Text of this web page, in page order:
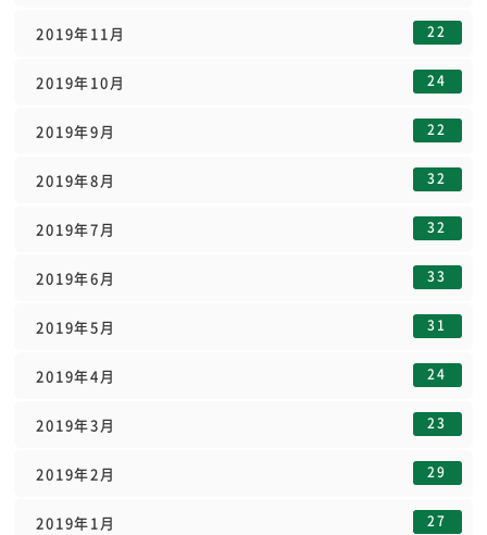
2019年11月 22
2019年10月 24
2019年9月 22
2019年8月 32
2019年7月 32
2019年6月 33
2019年5月 31
2019年4月 24
2019年3月 23
2019年2月 29
2019年1月 27